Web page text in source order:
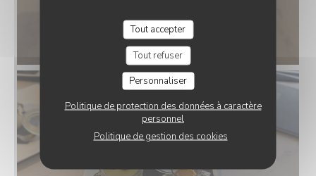
Tout accepter
Tout refuser
Personnaliser
Politique de protection des données à caractère
personnel
Politique de gestion des cookies
TIRAMISU MAISON CAFE